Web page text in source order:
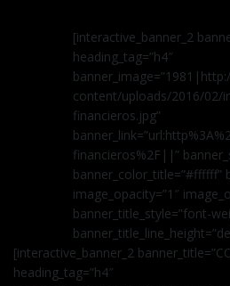
[interactive_banner_2
heading_tag=”h4″
content/uploads/2016/02/
financieros.jpg”
financieros%2F||”
banner_color_title=”#ffffff”
image_opacity=”1″
banner_title_style=”font-
[interactive_banner_2
heading_tag=”h4″